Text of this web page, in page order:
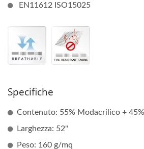
EN11612 ISO15025
Specifiche
Contenuto: 55% Modacrilico +
Larghezza: 52"
Peso: 160 g/mq